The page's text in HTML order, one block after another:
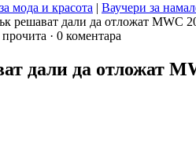
мода и красота | Ваучери за
решават дали да отложат MWC
· 0 коментара
дали да отложат